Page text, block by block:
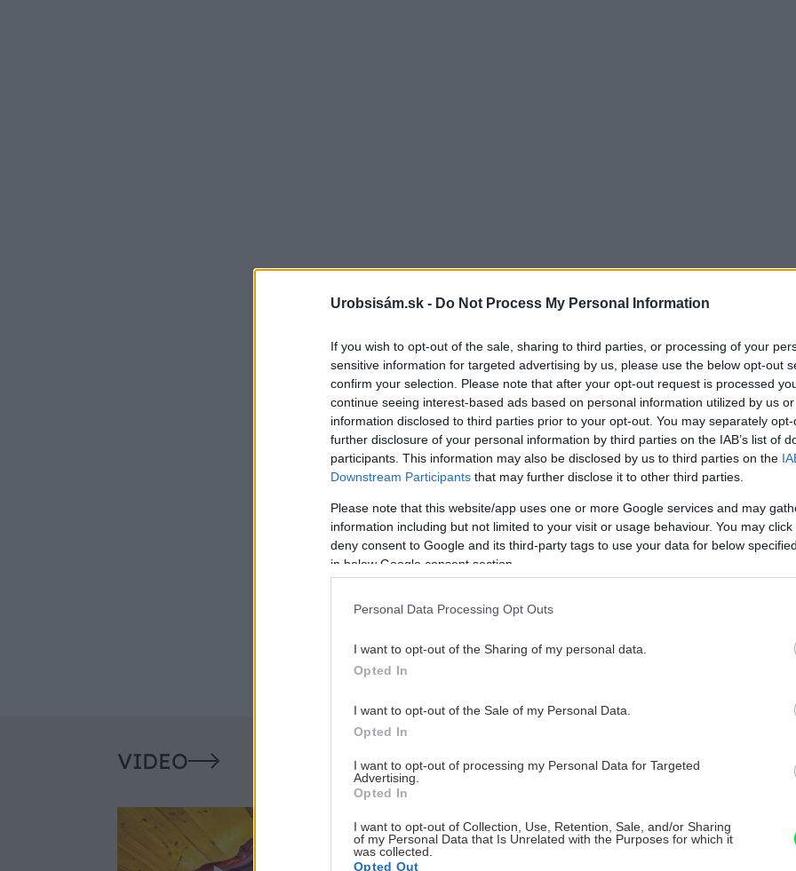
Urobsisám.sk - Do Not Process My Personal Information
If you wish to opt-out of the sale, sharing to third parties, or processing of your
sensitive information for targeted advertising by us, please use the below opt-out
confirm your selection. Please note that after your opt-out request is processed
continue seeing interest-based ads based on personal information utilized by us
information disclosed to third parties prior to your opt-out. You may separately
further disclosure of your personal information by third parties on the IAB’s list of
participants. This information may also be disclosed by us to third parties on the
Downstream Participants that may further disclose it to other third parties.
Please note that this website/app uses one or more Google services and may
information including but not limited to your visit or usage behaviour. You may
deny consent to Google and its third-party tags to use your data for below
in below Google consent section.
Personal Data Processing Opt Outs
I want to opt-out of the Sharing of my personal data.
Opted In
I want to opt-out of the Sale of my Personal Data.
Opted In
I want to opt-out of processing my Personal Data for Targeted
Advertising.
Opted In
I want to opt-out of Collection, Use, Retention, Sale, and/or Sharing
of my Personal Data that Is Unrelated with the Purposes for which it
was collected.
Opted Out
VIDEO